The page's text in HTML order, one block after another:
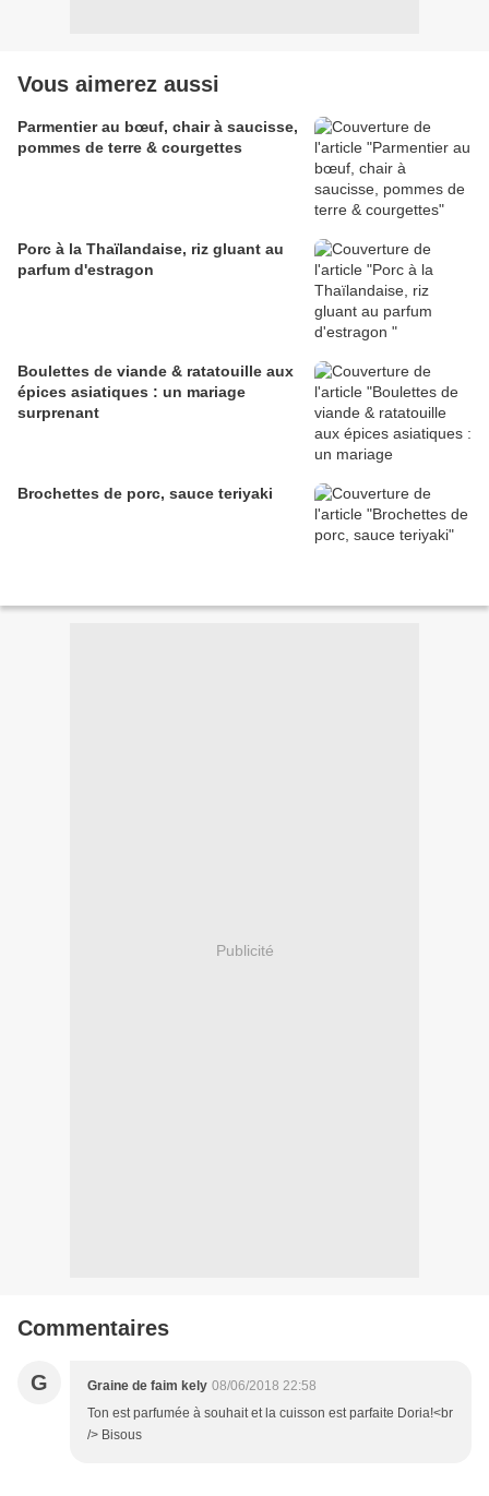
Vous aimerez aussi
Parmentier au bœuf, chair à saucisse,
pommes de terre & courgettes
Porc à la Thaïlandaise, riz gluant au
parfum d'estragon
Boulettes de viande & ratatouille aux
épices asiatiques : un mariage
surprenant
Brochettes de porc, sauce teriyaki
Publicité
Commentaires
G Graine de faim kely 08/06/2018 22:58
Ton est parfumée à souhait et la cuisson est parfaite Doria!<br
/> Bisous